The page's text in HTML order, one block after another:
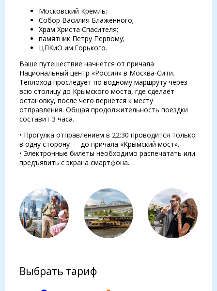
Московский Кремль;
Собор Василия Блаженного;
Храм Христа Спасителя;
памятник Петру Первому;
ЦПКиО им.Горького.
Ваше путешествие начнется от причала
Национальный центр «Россия» в Москва-Сити.
Теплоход проследует по водному маршруту через
всю столицу до Крымского моста, где сделает
остановку, после чего вернется к месту
отправления. Общая продолжительность поездки
составит 3 часа.
• Прогулка отправлением в 22:30 проводится только
в одну сторону — до причала «Крымский мост».
• Электронные билеты необходимо распечатать или
предъявить с экрана смартфона.
Выбрать тариф